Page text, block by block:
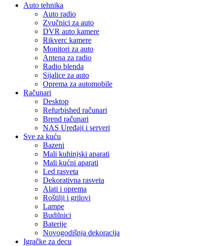
Auto tehnika
Auto radio
Zvučnici za auto
DVR auto kamere
Rikverc kamere
Monitori za auto
Antena za radio
Radio blenda
Sijalice za auto
Oprema za automobile
Računari
Desktop
Refurbished računari
Brend računari
NAS Uređaji i serveri
Sve za kuću
Bazeni
Mali kuhinjski aparati
Mali kućni aparati
Led rasveta
Dekorativna rasveta
Alati i oprema
Roštilji i grilovi
Lampe
Budilnici
Baterije
Novogodišnja dekoracija
Igračke za decu